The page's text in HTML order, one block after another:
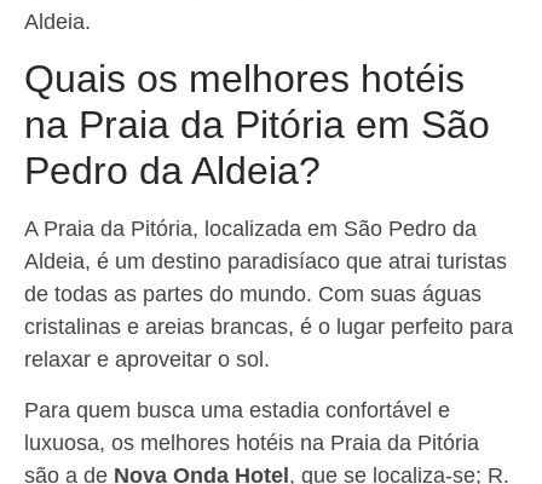
Aldeia.
Quais os melhores hotéis
na Praia da Pitória em São
Pedro da Aldeia?
A Praia da Pitória, localizada em São Pedro da
Aldeia, é um destino paradisíaco que atrai turistas
de todas as partes do mundo. Com suas águas
cristalinas e areias brancas, é o lugar perfeito para
relaxar e aproveitar o sol.
Para quem busca uma estadia confortável e
luxuosa, os melhores hotéis na Praia da Pitória
são a de Nova Onda Hotel, que se localiza-se; R.